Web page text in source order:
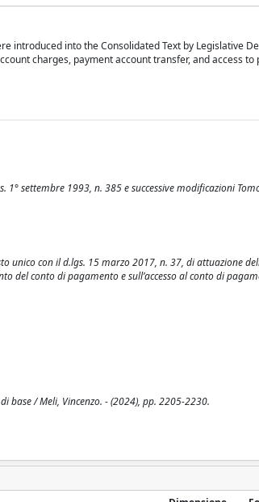
introduced into the Consolidated Text by Legislative
charges, payment account transfer, and access
settembre 1993, n. 385 e successive modificazioni
unico con il d.lgs. 15 marzo 2017, n. 37, di attuazione
conto di pagamento e sull’accesso al conto di
base / Meli, Vincenzo. - (2024), pp. 2205-2230.